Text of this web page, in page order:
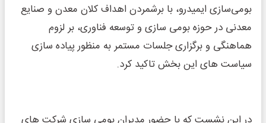
بومی‌سازی ایمیدرو، با برشمردن اهداف کلان معدن و صنایع
معدنی در حوزه بومی سازی و توسعه فناوری، بر لزوم
هماهنگی و برگزاری جلسات مستمر به منظور پیاده سازی
سیاست های این بخش تاکید کرد.